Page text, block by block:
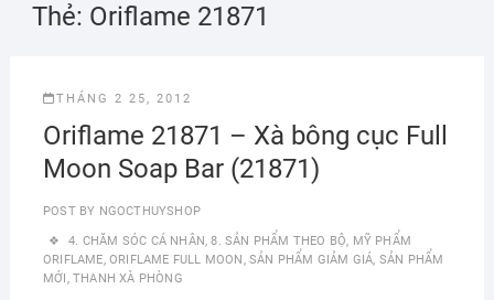
Thẻ: Oriflame 21871
THÁNG 2 25, 2012
Oriflame 21871 – Xà bông cục Full
Moon Soap Bar (21871)
POST BY NGOCTHUYSHOP
4. CHĂM SÓC CÁ NHÂN,8. SẢN PHẨM THEO BỘ, MỸ PHẨM
ORIFLAME, ORIFLAME FULL MOON, SẢN PHẨM GIẢM GIÁ, SẢN PHẨM
MỚI, THANH XÀ PHÒNG